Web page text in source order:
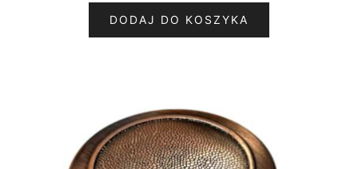
DODAJ DO KOSZYKA